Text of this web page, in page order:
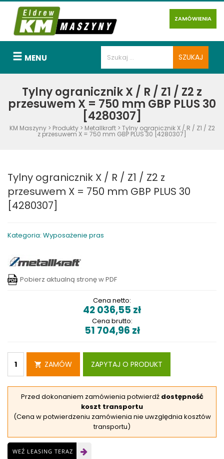
ZAMÓWIENIA
MENU
Tylny ogranicznik X / R / Z1 / Z2 z
przesuwem X = 750 mm GBP PLUS 30
[4280307]
KM Maszyny> Produkty> Metallkraft> Tylny ogranicznik X / R / Z1 / Z2
z przesuwem X = 750 mm GBP PLUS 30 [4280307]
Tylny ogranicznik X / R / Z1 / Z2 z
przesuwem X = 750 mm GBP PLUS 30
[4280307]
Kategoria: Wyposażenie pras
Pobierz aktualną stronę w PDF
Cena netto:
42 036,55 zł
Cena brutto:
51 704,96 zł
ZAMÓW ZAPYTAJ O PRODUKT
Przed dokonaniem zamówienia potwierdź dostępność
koszt transportu
(Cena w potwierdzeniu zamówienia nie uwzględnia kosztów
transportu)
WEŹ LEASING TERAZ